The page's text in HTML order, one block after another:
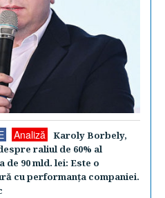
Analiză
Karoly Borbely,
raliul de 60% al
de 90 mld. lei: Este o
cu performanţa companiei.